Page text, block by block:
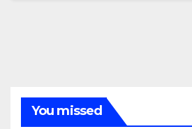
You missed